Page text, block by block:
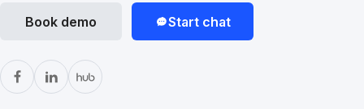
Book demo Start chat